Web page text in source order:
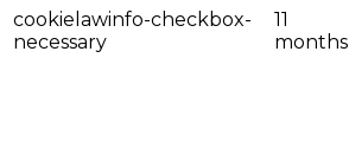
cookielawinfo-checkbox-
necessary
11
months